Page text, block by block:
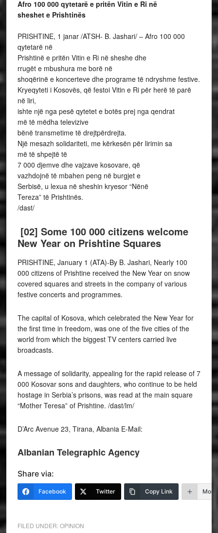
Afro 100 000 qytetarë e pritën Vitin e Ri në
sheshet e Prishtinës
PRISHTINE, 1 janar /ATSH- B. Jashari/ – Afro 100 000
qytetarë në
Prishtinë e pritën Vitin e Ri në sheshe dhe
rrugët e mbushura me borë në
shoqërinë e koncerteve dhe programe të ndryshme festive.
Kryeqyteti i Kosovës, që festoi Vitin e Ri për herë të parë
në liri,
ishte një nga pesë qytetet e botës prej nga qendrat
më të mëdha televizive
bënë transmetime të drejtpërdrejta.
Një mesazh solidariteti, me kërkesën për lirimin sa
më të shpejtë të
7 000 djemve dhe vajzave kosovare, që
vazhdojnë të mbahen peng në burgjet e
Serbisë, u lexua në sheshin kryesor “Nënë
Tereza” të Prishtinës.
/dast/
[02] Some 100 000 citizens welcome
New Year on Prishtine Squares
PRISHTINE, January 1 (ATA)-By B. Jashari, Nearly 100
000 citizens of Prishtine received the New Year on snow
covered squares and streets in the company of various
festive concerts and programmes.
The capital of Kosova, which celebrated the New Year for
the first time in freedom, was one of the five cities of the
world from which the biggest TV centers carried live
broadcasts.
A message of solidarity, appealing for the rapid release of 7
000 Kosovar sons and daughters, who continue to be held
hostage in Serbia’s prisons, was read at the main square
“Mother Teresa” of Prishtine. /dast/lm/
D’Arc Avenue 23, Tirana, Albania E-Mail:
Albanian Telegraphic Agency
Share via:
Facebook Twitter Copy Link More
FILED UNDER:OPINION